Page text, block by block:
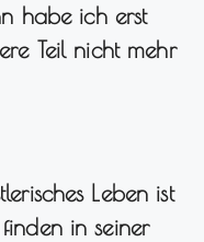
habe ich erst
Teil nicht mehr
Leben ist
in seiner